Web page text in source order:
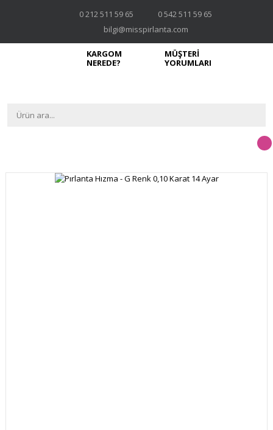
0 212 511 59 65
0 542 511 59 65
bilgi@misspirlanta.com
KARGOM
NEREDE?
MÜŞTERİ
YORUMLARI